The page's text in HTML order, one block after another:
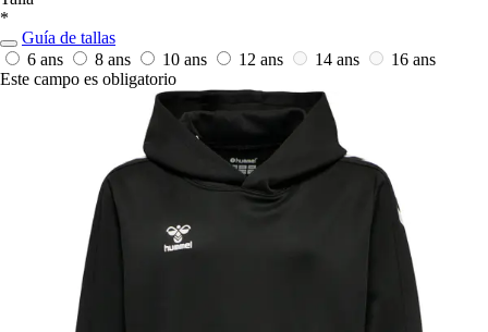
*
Guía de tallas
6 ans
8 ans 10 ans 12 ans 14 ans
16 ans
Este campo es obligatorio